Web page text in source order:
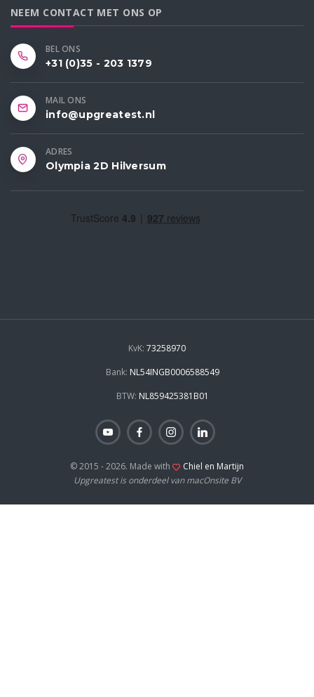
NEEM CONTACT MET ONS OP
BEL ONS
+31 (0)35 - 203 1379
MAIL ONS
info@upgreatest.nl
ADRES
Olympia 2D Hilversum
KvK: 73258970
Bank: NL54INGB0006588549
BTW: NL859425381B01
© 2015 - 2026. Made with
Chiel en Martijn
Upgreatest is onderdeel van macOnsite BV